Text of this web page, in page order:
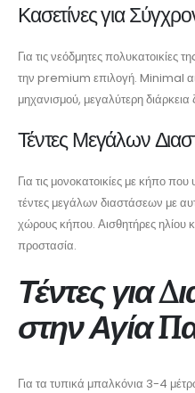
Κασετίνες για
Για τις νεόδμητες πολυκατοικίες
την premium επιλογή. Minimal
μηχανισμού, μεγαλύτερη διάρκεια
Τέντες Μεγάλων
Για τις μονοκατοικίες με κήπο
τέντες μεγάλων διαστάσεων με
χώρους κήπου. Αισθητήρες ηλίου
προστασία.
Τέντες για
στην Αγία
Για τα τυπικά μπαλκόνια 3-4